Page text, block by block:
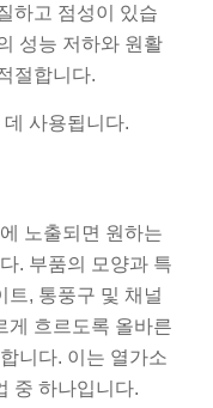
하고 점성이 있습
성능 저하와 원활
절합니다.
사용됩니다.
노출되면 원하는
. 부품의 모양과 특
트, 통풍구 및 채널
게 흐르도록 올바른
니다. 이는 열가소
중 하나입니다.